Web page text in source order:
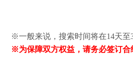
※一般来说，搜索时间将在14天至
※为保障双方权益，请务必签订合